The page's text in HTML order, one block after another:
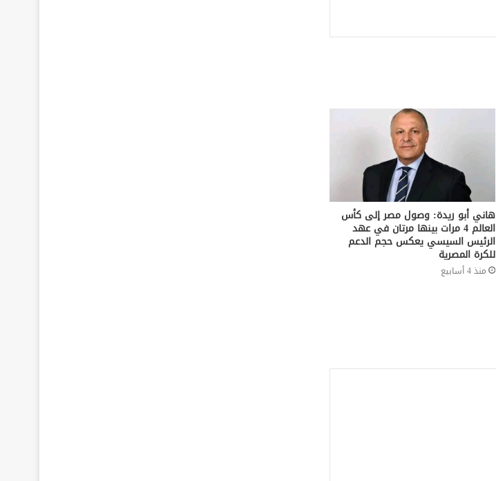
هاني أبو ريدة: وصول مصر إلى كأس
العالم 4 مرات بينها مرتان في عهد
الرئيس السيسي يعكس حجم الدعم
للكرة المصرية
منذ 4 أسابيع